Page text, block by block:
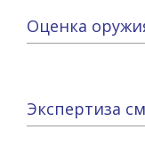
Оценка
Экспертиза